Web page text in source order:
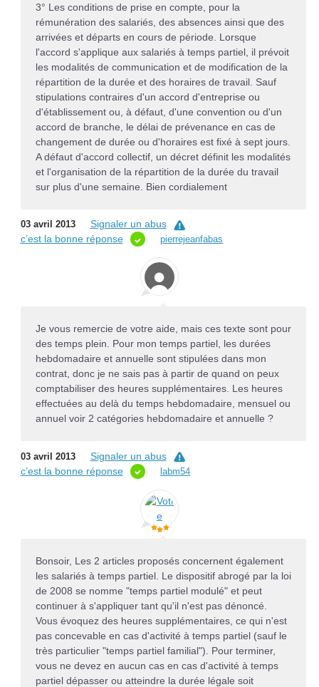
3° Les conditions de prise en compte, pour la
rémunération des salariés, des absences ainsi que des
arrivées et départs en cours de période. Lorsque
l'accord s'applique aux salariés à temps partiel, il prévoit
les modalités de communication et de modification de la
répartition de la durée et des horaires de travail. Sauf
stipulations contraires d'un accord d'entreprise ou
d'établissement ou, à défaut, d'une convention ou d'un
accord de branche, le délai de prévenance en cas de
changement de durée ou d'horaires est fixé à sept jours.
A défaut d'accord collectif, un décret définit les modalités
et l'organisation de la répartition de la durée du travail
sur plus d'une semaine. Bien cordialement
03 avril 2013
Signaler un abus
c’est la bonne réponse
pierrejeanfabas
Je vous remercie de votre aide, mais ces texte sont pour
des temps plein. Pour mon temps partiel, les durées
hebdomadaire et annuelle sont stipulées dans mon
contrat, donc je ne sais pas à partir de quand on peux
comptabiliser des heures supplémentaires. Les heures
effectuées au delà du temps hebdomadaire, mensuel ou
annuel voir 2 catégories hebdomadaire et annuelle ?
03 avril 2013
Signaler un abus
c’est la bonne réponse
labm54
Bonsoir, Les 2 articles proposés concernent également
les salariés à temps partiel. Le dispositif abrogé par la loi
de 2008 se nomme "temps partiel modulé" et peut
continuer à s'appliquer tant qu'il n'est pas dénoncé.
Vous évoquez des heures supplémentaires, ce qui n'est
pas concevable en cas d'activité à temps partiel (sauf le
très particulier "temps partiel familial"). Pour terminer,
vous ne devez en aucun cas en cas d'activité à temps
partiel dépasser ou atteindre la durée légale soit